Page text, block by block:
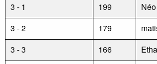
3 - 1
199
3 - 2
179
3 - 3
166